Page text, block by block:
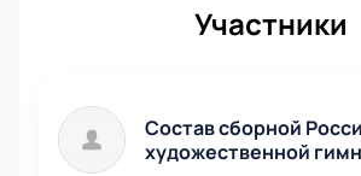
Участники
Состав сборной
художественной